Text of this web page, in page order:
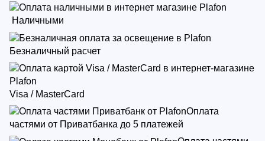
Наличными
Безналичный расчет
Visa / MasterCard
Оплата
частями от Приватбанка до 5 платежей